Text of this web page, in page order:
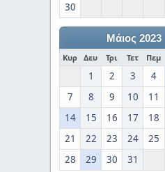
30
Μάιος 2023
Κυρ Δευ Τρι Τετ Πεμ
1 2 3 4
7
8 9 10 11
14
15 16 17 18
21
22 23 24 25
28
29 30 31